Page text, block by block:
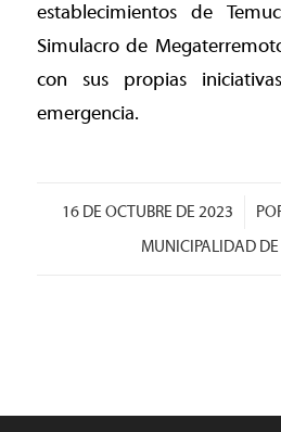
establecimientos de
Simulacro de
con sus propias
emergencia.
16 DE OCTUBRE DE 2023
/
MUNICIPALIDAD